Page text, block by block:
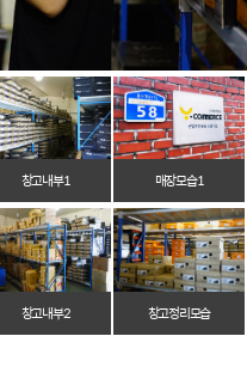
창고 내부 1 매장 모습 1
창고 내부 2 창고 정리 모습